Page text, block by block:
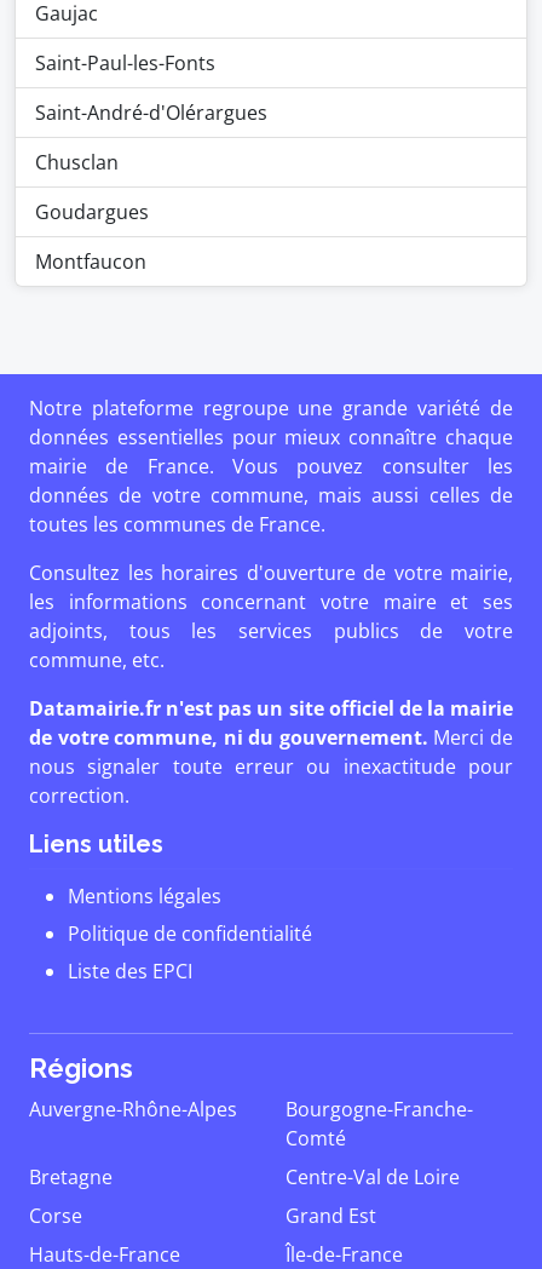
Gaujac
Saint-Paul-les-Fonts
Saint-André-d'Olérargues
Chusclan
Goudargues
Montfaucon
Notre plateforme regroupe une grande variété de
données essentielles pour mieux connaître chaque
mairie de France. Vous pouvez consulter les
données de votre commune, mais aussi celles de
toutes les communes de France.
Consultez les horaires d'ouverture de votre mairie,
les informations concernant votre maire et ses
adjoints, tous les services publics de votre
commune, etc.
Datamairie.fr n'est pas un site officiel de la mairie
de votre commune, ni du gouvernement. Merci de
nous signaler toute erreur ou inexactitude pour
correction.
Liens utiles
Mentions légales
Politique de confidentialité
Liste des EPCI
Régions
Auvergne-Rhône-Alpes
Bourgogne-Franche-
Comté
Bretagne
Centre-Val de Loire
Corse
Grand Est
Hauts-de-France
Île-de-France